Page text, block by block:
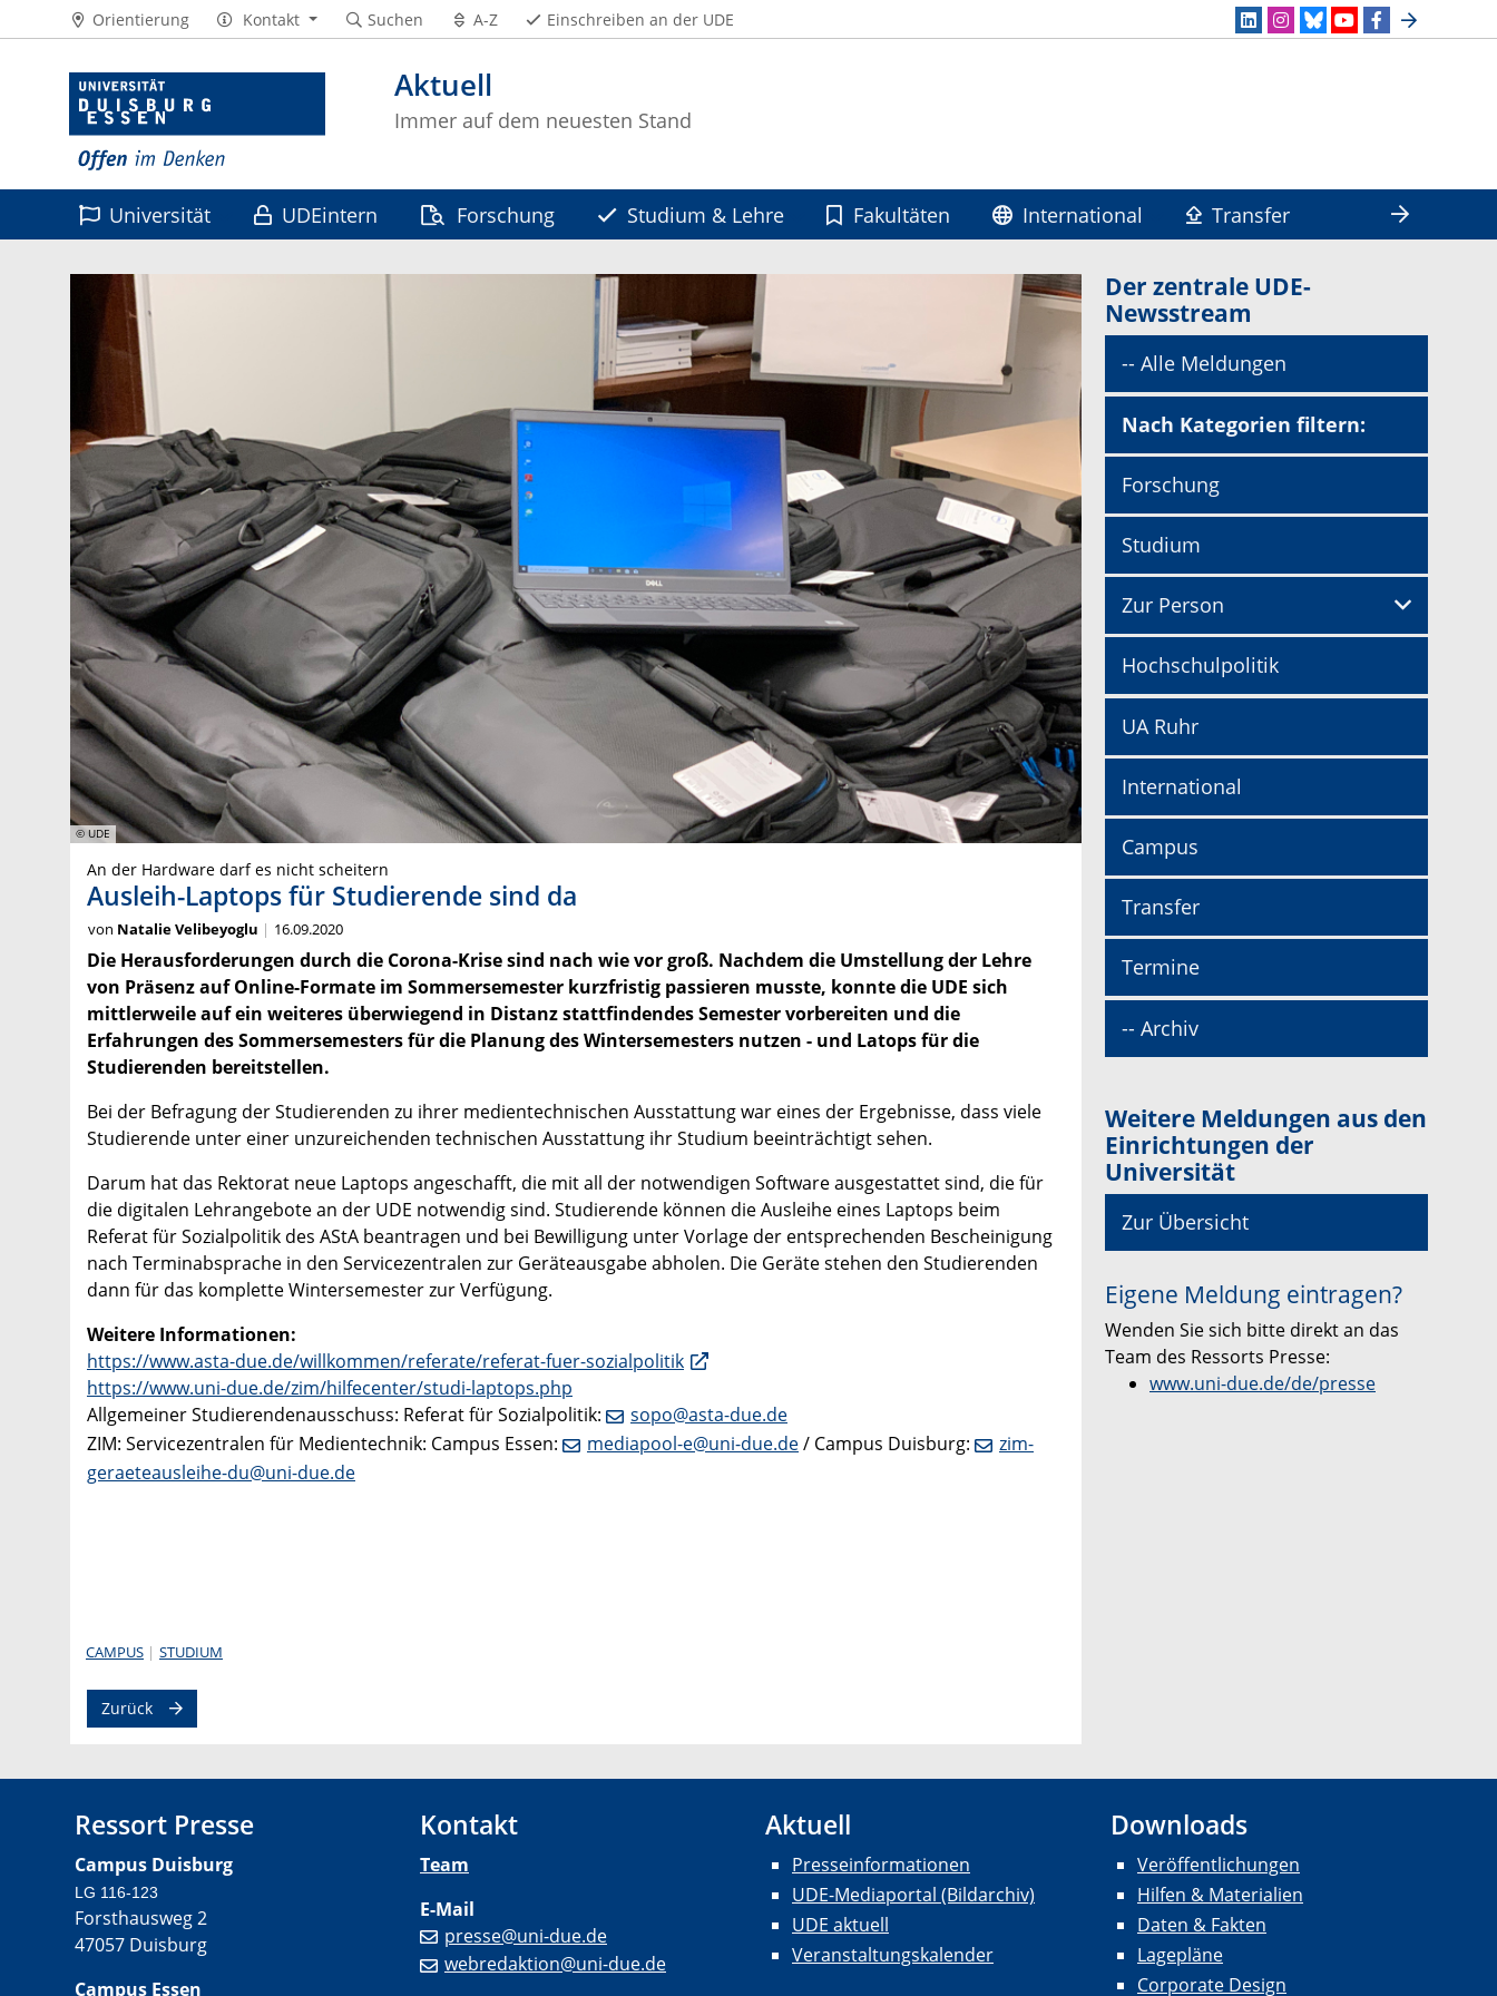
Aktuell
Immer auf dem neuesten Stand
Orientierung Kontakt Suchen A-Z Einschreiben an der UDE
Universität UDEintern Forschung Studium & Lehre Fakultäten International
Transfer
© UDE
An der Hardware darf es nicht scheitern
Ausleih-Laptops für Studierende sind da
von Natalie Velibeyoglu 16.09.2020
Die Herausforderungen durch die Corona-Krise sind nach wie vor groß. Nachdem die Umstellung der Lehre
von Präsenz auf Online-Formate im Sommersemester kurzfristig passieren musste, konnte die UDE sich
mittlerweile auf ein weiteres überwiegend in Distanz stattfindendes Semester vorbereiten und die
Erfahrungen des Sommersemesters für die Planung des Wintersemesters nutzen - und Latops für die
Studierenden bereitstellen.
Bei der Befragung der Studierenden zu ihrer medientechnischen Ausstattung war eines der Ergebnisse, dass viele
Studierende unter einer unzureichenden technischen Ausstattung ihr Studium beeinträchtigt sehen.
Darum hat das Rektorat neue Laptops angeschafft, die mit all der notwendigen Software ausgestattet sind, die für
die digitalen Lehrangebote an der UDE notwendig sind. Studierende können die Ausleihe eines Laptops beim
Referat für Sozialpolitik des AStA beantragen und bei Bewilligung unter Vorlage der entsprechenden Bescheinigung
nach Terminabsprache in den Servicezentralen zur Geräteausgabe abholen. Die Geräte stehen den Studierenden
dann für das komplette Wintersemester zur Verfügung.
Weitere Informationen:
https://www.asta-due.de/willkommen/referate/referat-fuer-sozialpolitik
https://www.uni-due.de/zim/hilfecenter/studi-laptops.php
Allgemeiner Studierendenausschuss: Referat für Sozialpolitik:
sopo@asta-due.de
ZIM: Servicezentralen für Medientechnik: Campus Essen:
mediapool-e@uni-due.de/ Campus Duisburg:
zim-
geraeteausleihe-du@uni-due.de
CAMPUS STUDIUM
Zurück
Der zentrale UDE-
Newsstream
-- Alle Meldungen
Nach Kategorien filtern:
Forschung
Studium
Zur Person
Hochschulpolitik
UA Ruhr
International
Campus
Transfer
Termine
-- Archiv
Weitere Meldungen aus den
Einrichtungen der
Universität
Zur Übersicht
Eigene Meldung eintragen?
Wenden Sie sich bitte direkt an das
Team des Ressorts Presse:
www.uni-due.de/de/presse
Ressort Presse
Campus Duisburg
LG 116-123
Forsthausweg 2
47057 Duisburg
Campus Essen
Kontakt
Team
E-Mail
presse@uni-due.de
webredaktion@uni-due.de
Aktuell
Presseinformationen
UDE-Mediaportal (Bildarchiv)
UDE aktuell
Veranstaltungskalender
Downloads
Veröffentlichungen
Hilfen & Materialien
Daten & Fakten
Lagepläne
Corporate Design